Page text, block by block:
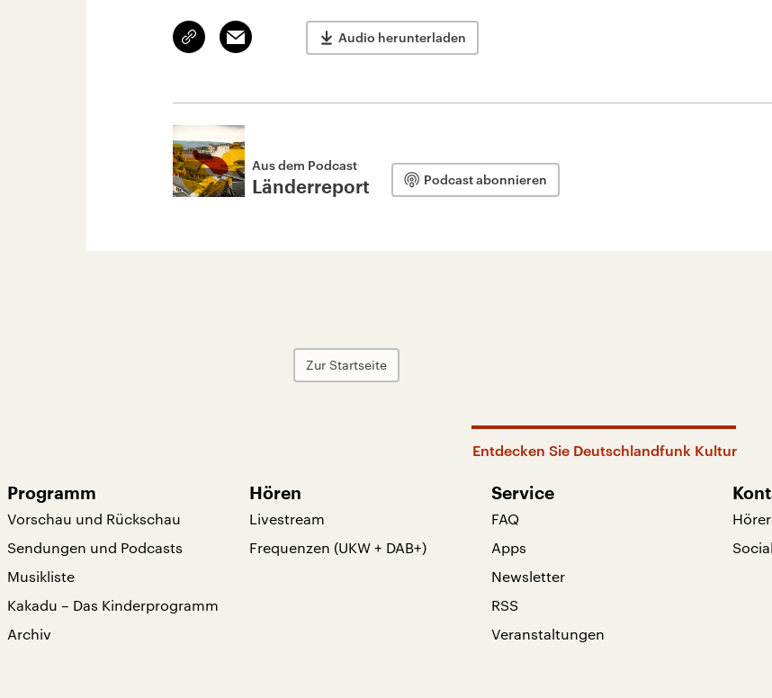
Link
kopieren/teilen
Email Audio herunterladen
Aus dem Podcast
Länderreport Podcast abonnieren
Zur Startseite
Entdecken Sie Deutschlandfunk Kultur
Programm
Vorschau und Rückschau
Sendungen und Podcasts
Musikliste
Kakadu – Das Kinderprogramm
Archiv
Hören
Livestream
Frequenzen (UKW + DAB+)
Service
FAQ
Apps
Newsletter
RSS
Veranstaltungen